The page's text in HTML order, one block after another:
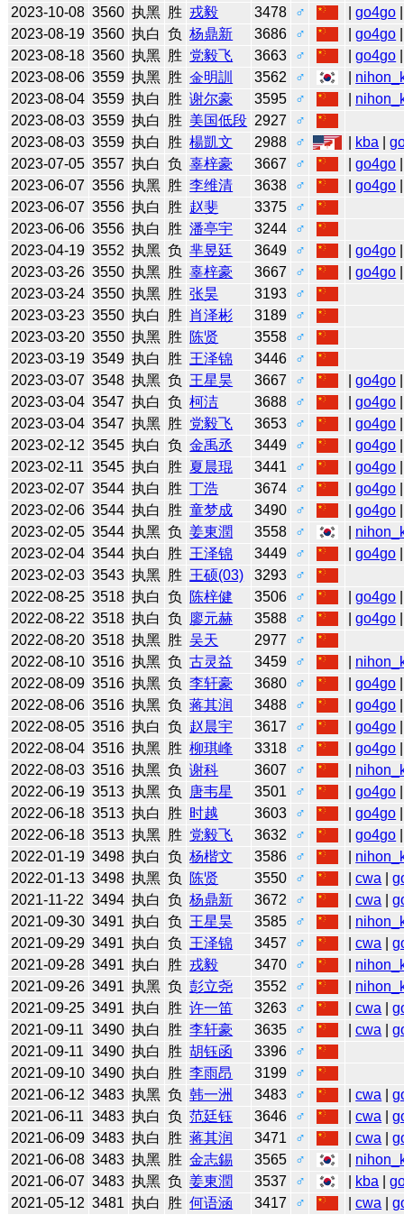
2023-10-08 3560 执黑 胜 戎毅 3478 ♂ |go4go
2023-08-19 3560 执白 负 杨鼎新 3686 ♂ |go4go
2023-08-18 3560 执黑 胜 党毅飞 3663 ♂ |go4go
2023-08-06 3559 执黑 胜 金明訓 3562 ♂
2023-08-04 3559 执白 胜 谢尔豪 3595 ♂
2023-08-03 3559 执白 胜 美国低段 2927
♂
2023-08-03 3559 执白 胜 楊凱文 2988 ♂ kba |
2023-07-05 3557 执白 负 辜梓豪 3667 ♂ |go4go
2023-06-07 3556 执黑 胜 李维清 3638 ♂ |go4go
2023-06-07 3556 执白 胜 赵斐 3375
♂
2023-06-06 3556 执白 胜 潘亭宇 3244
♂
2023-04-19 3552 执黑 负 芈昱廷 3649 ♂ |go4go
2023-03-26 3550 执黑 胜 辜梓豪 3667 ♂ |go4go
2023-03-24 3550 执黑 胜 张昊 3193
♂
2023-03-23 3550 执白 胜 肖泽彬 3189
♂
2023-03-20 3550 执黑 胜 陈贤 3558
♂
2023-03-19 3549 执白 胜 王泽锦 3446
♂
2023-03-07 3548 执黑 负 王星昊 3667 ♂ |go4go
2023-03-04 3547 执白 负 柯洁 3688 ♂ |go4go
2023-03-04 3547 执黑 胜 党毅飞 3653 ♂ |go4go
2023-02-12 3545 执白 负 金禹丞 3449 ♂ |go4go
2023-02-11 3545 执白 胜 夏晨琨 3441 ♂ |go4go
2023-02-07 3544 执白 胜 丁浩 3674 ♂ |go4go
2023-02-06 3544 执白 胜 童梦成 3490 ♂ |go4go
2023-02-05 3544 执黑 负 姜東潤 3558 ♂
2023-02-04 3544 执白 胜 王泽锦 3449 ♂ |go4go
2023-02-03 3543 执黑 胜 王硕(03) 3293
♂
2022-08-25 3518 执白 负 陈梓健 3506 ♂ |go4go
2022-08-22 3518 执白 负 廖元赫 3588 ♂ |go4go
2022-08-20 3518 执黑 胜 吴天 2977
♂
2022-08-10 3516 执黑 负 古灵益 3459 ♂
2022-08-09 3516 执黑 负 李轩豪 3680 ♂ |go4go
2022-08-06 3516 执黑 负 蒋其润 3488 ♂ |go4go
2022-08-05 3516 执白 负 赵晨宇 3617 ♂ |go4go
2022-08-04 3516 执黑 胜 柳琪峰 3318 ♂ |go4go
2022-08-03 3516 执黑 负 谢科 3607 ♂
2022-06-19 3513 执黑 负 唐韦星 3501 ♂ |go4go
2022-06-18 3513 执白 胜 时越 3603 ♂ |go4go
2022-06-18 3513 执黑 胜 党毅飞 3632 ♂ |go4go
2022-01-19 3498 执白 负 杨楷文 3586 ♂
2022-01-13 3498 执黑 负 陈贤 3550 ♂ |cwa |
2021-11-22 3494 执白 负 杨鼎新 3672 ♂ |cwa |
2021-09-30 3491 执白 负 王星昊 3585 ♂
2021-09-29 3491 执白 负 王泽锦 3457 ♂ |cwa |
2021-09-28 3491 执白 胜 戎毅 3470 ♂
2021-09-26 3491 执黑 负 彭立尧 3552 ♂
2021-09-25 3491 执白 胜 许一笛 3263 ♂ |cwa |
2021-09-11 3490 执白 胜 李轩豪 3635 ♂ |cwa |
2021-09-11 3490 执白 胜 胡钰函 3396
♂
2021-09-10 3490 执白 胜 李雨昂 3199
♂
2021-06-12 3483 执黑 负 韩一洲 3483 ♂ |cwa |
2021-06-11 3483 执白 负 范廷钰 3646 ♂ |cwa |
2021-06-09 3483 执白 胜 蒋其润 3471 ♂ |cwa |
2021-06-08 3483 执黑 胜 金志錫 3565 ♂
2021-06-07 3483 执黑 负 姜東潤 3537 ♂ kba |
2021-05-12 3481 执白 胜 何语涵 3417 ♂ |cwa |